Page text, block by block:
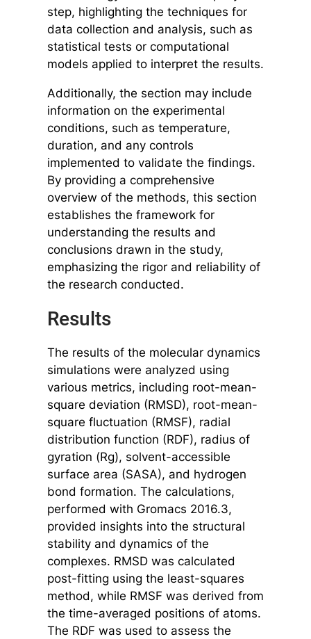
step, highlighting the techniques for
data collection and analysis, such as
statistical tests or computational
models applied to interpret the results.
Additionally, the section may include
information on the experimental
conditions, such as temperature,
duration, and any controls
implemented to validate the findings.
By providing a comprehensive
overview of the methods, this section
establishes the framework for
understanding the results and
conclusions drawn in the study,
emphasizing the rigor and reliability of
the research conducted.
Results
The results of the molecular dynamics
simulations were analyzed using
various metrics, including root-mean-
square deviation (RMSD), root-mean-
square fluctuation (RMSF), radial
distribution function (RDF), radius of
gyration (Rg), solvent-accessible
surface area (SASA), and hydrogen
bond formation. The calculations,
performed with Gromacs 2016.3,
provided insights into the structural
stability and dynamics of the
complexes. RMSD was calculated
post-fitting using the least-squares
method, while RMSF was derived from
the time-averaged positions of atoms.
The RDF was used to assess the